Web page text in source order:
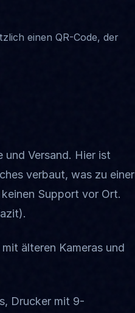
einen QR-Code, der
Versand. Hier ist
verbaut, was zu einer
Support vor Ort.
älteren Kameras und
Drucker mit 9-